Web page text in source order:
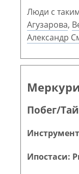
Люди с
Агузарова,
Александр
Побег/
Ипостаси: